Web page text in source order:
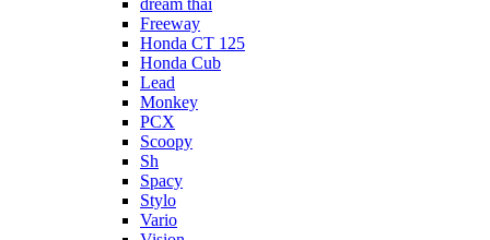
dream thái
Freeway
Honda CT 125
Honda Cub
Lead
Monkey
PCX
Scoopy
Sh
Spacy
Stylo
Vario